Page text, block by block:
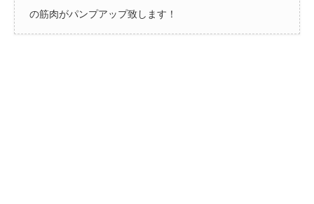
の筋肉がパンプアップ致します！